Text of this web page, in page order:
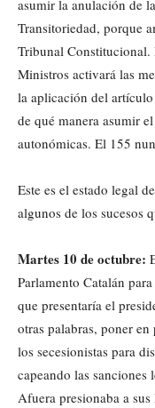
asumir la anulación de
Transitoriedad, porque
Tribunal Constitucional.
Ministros activará las
la aplicación del
de qué manera asumir
autonómicas. El 155
Este es el estado legal
algunos de los sucesos
Martes 10 de octubre:
Parlamento Catalán
que presentaría el
otras palabras, poner
los secesionistas para
capeando las sanciones
Afuera presionaba a